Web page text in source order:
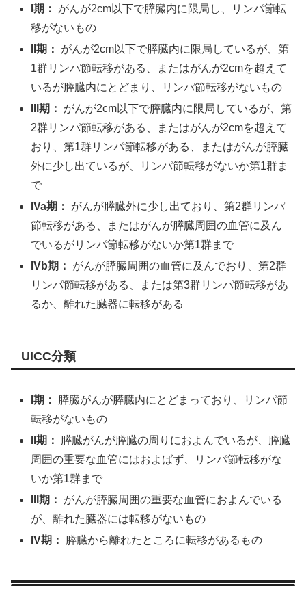
I期：
がんが2cm以下で膵臓内に限局し、リンパ節転
移がないもの
II期：
がんが2cm以下で膵臓内に限局しているが、第
1群リンパ節転移がある、またはがんが2cmを超えて
いるが膵臓内にとどまり、リンパ節転移がないもの
III期：
がんが2cm以下で膵臓内に限局しているが、第
2群リンパ節転移がある、またはがんが2cmを超えて
おり、第1群リンパ節転移がある、またはがんが膵臓
外に少し出ているが、リンパ節転移がないか第1群ま
で
IVa期：
がんが膵臓外に少し出ており、第2群リンパ
節転移がある、またはがんが膵臓周囲の血管に及ん
でいるがリンパ節転移がないか第1群まで
IVb期：
がんが膵臓周囲の血管に及んでおり、第2群
リンパ節転移がある、または第3群リンパ節転移があ
るか、離れた臓器に転移がある
UICC分類
I期：
膵臓がんが膵臓内にとどまっており、リンパ節
転移がないもの
II期：
膵臓がんが膵臓の周りにおよんでいるが、膵臓
周囲の重要な血管にはおよばず、リンパ節転移がな
いか第1群まで
III期：
がんが膵臓周囲の重要な血管におよんでいる
が、離れた臓器には転移がないもの
IV期：
膵臓から離れたところに転移があるもの